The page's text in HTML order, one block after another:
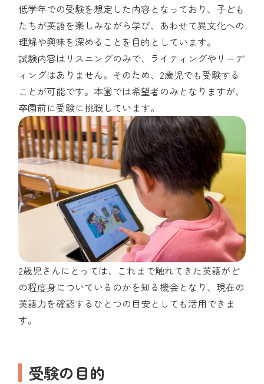
低学年での受験を想定した内容となっており、子ども
たちが英語を楽しみながら学び、あわせて異文化への
理解や興味を深めることを目的としています。
試験内容はリスニングのみで、ライティングやリーデ
ィングはありません。そのため、2歳児でも受験する
ことが可能です。本園では希望者のみとなりますが、
卒園前に受験に挑戦しています。
2歳児さんにとっては、これまで触れてきた英語がど
の程度身についているのかを知る機会となり、現在の
英語力を確認するひとつの目安としても活用できま
す。
受験の目的